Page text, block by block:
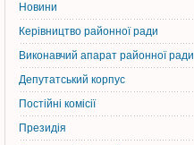
Новини
Керiвництво районної ради
Виконавчий апарат районної ради
Депутатський корпус
Постiйнi комiсiї
Президія